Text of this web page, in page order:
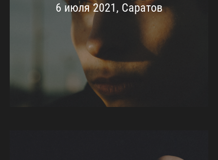
6 июля 2021, Саратов